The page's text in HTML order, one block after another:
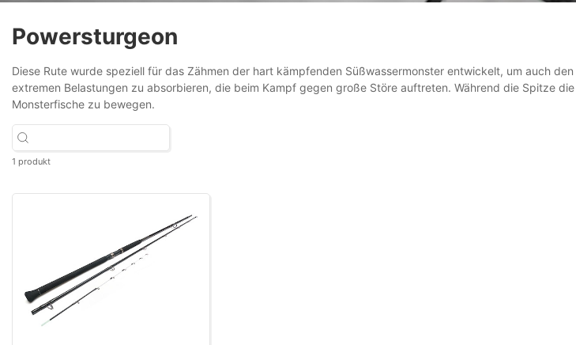
Powersturgeon
Diese Rute wurde speziell für das Zähmen der hart kämpfenden Süßwassermonster entwickelt, um auch
extremen Belastungen zu absorbieren, die beim Kampf gegen große Störe auftreten. Während die Spitze
Monsterfische zu bewegen.
1 produkt